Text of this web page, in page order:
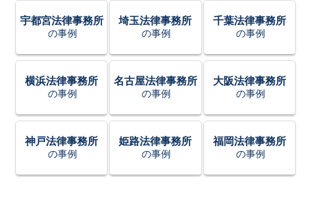
宇都宮法律事務所
の事例
埼玉法律事務所
の事例
千葉法律事務所
の事例
横浜法律事務所
の事例
名古屋法律事務所
の事例
大阪法律事務所
の事例
神戸法律事務所
の事例
姫路法律事務所
の事例
福岡法律事務所
の事例